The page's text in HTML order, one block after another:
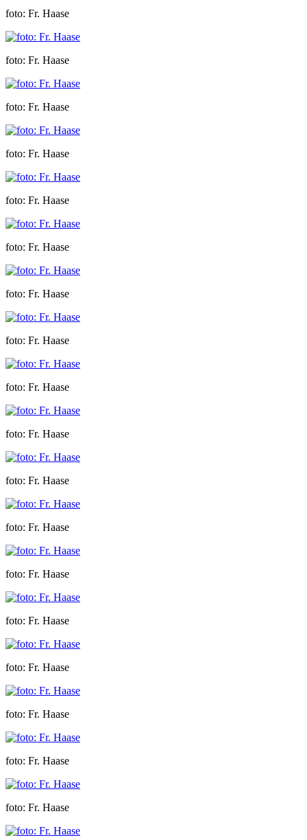
foto: Fr. Haase
foto: Fr. Haase
foto: Fr. Haase
foto: Fr. Haase
foto: Fr. Haase
foto: Fr. Haase
foto: Fr. Haase
foto: Fr. Haase
foto: Fr. Haase
foto: Fr. Haase
foto: Fr. Haase
foto: Fr. Haase
foto: Fr. Haase
foto: Fr. Haase
foto: Fr. Haase
foto: Fr. Haase
foto: Fr. Haase
foto: Fr. Haase